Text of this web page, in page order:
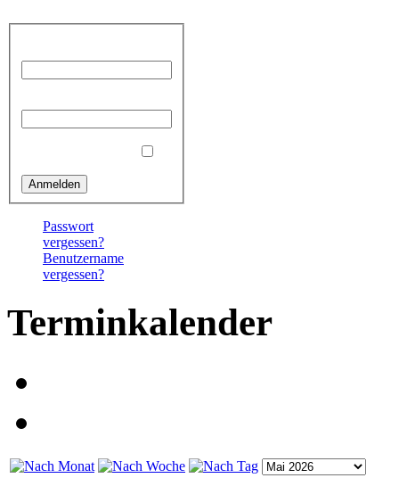
Passwort
vergessen?
Benutzername
vergessen?
Terminkalender